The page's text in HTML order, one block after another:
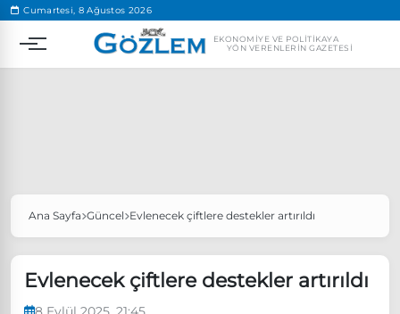
Cumartesi, 8 Ağustos 2026
EKONOMIYE VE POLITIKAYA
YÖN VERENLERIN GAZETESI
Popüler Aramalar
Özgür Özel, Ekrem İmamoğlu’nu ziyaret edecek
Ana Sayfa Güncel Evlenecek çiftlere destekler artırıldı
Evlenecek çiftlere destekler artırıldı